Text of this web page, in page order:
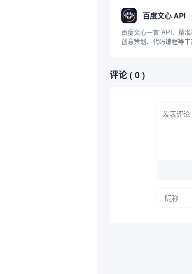
百度文心 API
百度文心一言 API，精准
创意策划、代码编程等
评论( 0 )